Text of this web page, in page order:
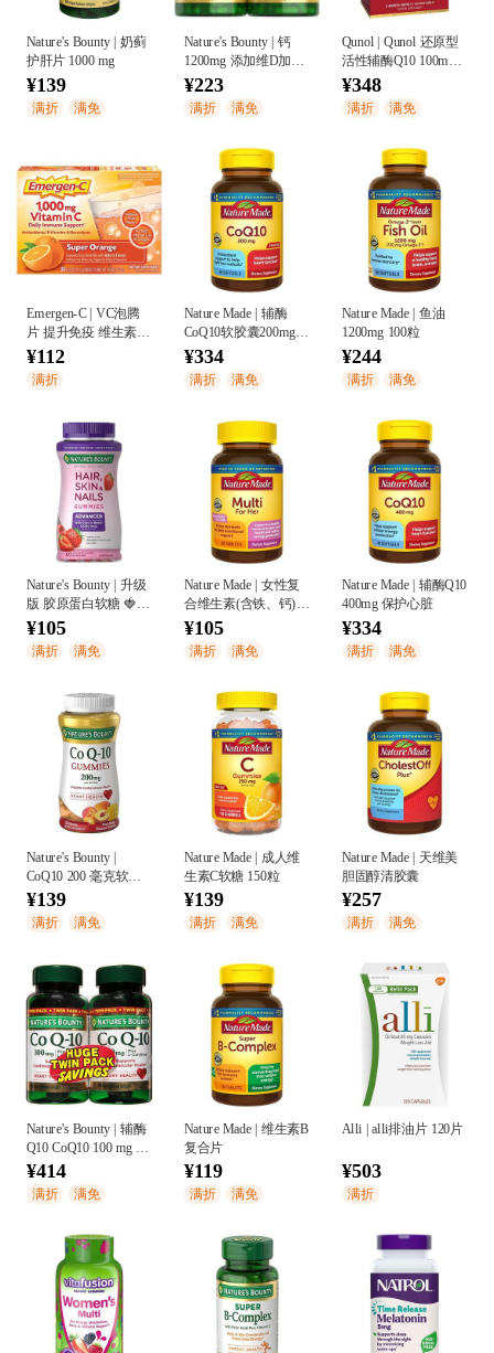
Nature's Bounty | 奶蓟
护肝片 1000 mg
¥139
满折 满免
Nature's Bounty | 钙
1200mg 添加维D加强
版 120粒*2
¥223
满折 满免
Qunol | Qunol 还原型
活性辅酶Q10 100mg
备孕/心脏
¥348
满折 满免
Emergen-C | VC泡腾
片 提升免疫 维生素C
和抗氧化剂
¥112
满折
Nature Made | 辅酶
CoQ10软胶囊200mg
80粒
¥334
满折 满免
Nature Made | 鱼油
1200mg 100粒
¥244
满折 满免
Nature's Bounty | 升级
版 胶原蛋白软糖 🍓
草莓味 80粒
¥105
满折 满免
Nature Made | 女性复
合维生素(含铁、钙)
90片
¥105
满折 满免
Nature Made | 辅酶Q10
400mg 保护心脏
¥334
满折 满免
Nature's Bounty |
CoQ10 200 毫克软糖
桃芒果口味
¥139
满折 满免
Nature Made | 成人维
生素C软糖 150粒
¥139
满折 满免
Nature Made | 天维美
胆固醇清胶囊
¥257
满折 满免
Nature's Bounty | 辅酶
Q10 CoQ10 100 mg 两
瓶装
¥414
满折 满免
Nature Made | 维生素B
复合片
¥119
满折 满免
Alli | alli排油片 120片
¥503
满折